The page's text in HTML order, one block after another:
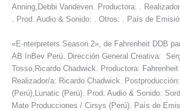
Anning,Debbi Vandeven. Productora: .
. Prod. Audio & Sonido: . Otros: . País de
«E-nterpreters Season 2», de Fahrenheit DDB
AB InBev Perú. Dirección General Creativa:
Tosso,Ricardo Chadwick. Productora: Fahrenheit
Realizador/a: Ricardo Chadwick.
(Perú),Lunatic (Perú). Prod. Audio & Sonido:
Mate Producciones / Cirsys (Perú). País de